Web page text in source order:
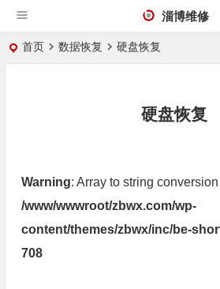
淄博维修
首页 数据恢复 硬盘恢复
硬盘恢复
Warning: Array to string
/www/wwwroot/zbwx.com/wp-
content/themes/zbwx/inc/be-
708